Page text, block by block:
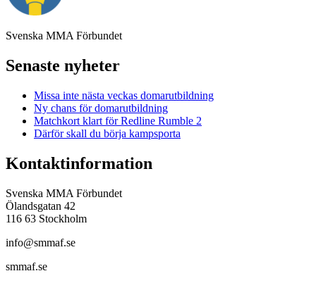
Svenska MMA Förbundet
Senaste nyheter
Missa inte nästa veckas domarutbildning
Ny chans för domarutbildning
Matchkort klart för Redline Rumble 2
Därför skall du börja kampsporta
Kontaktinformation
Svenska MMA Förbundet
Ölandsgatan 42
116 63 Stockholm
info@smmaf.se
smmaf.se